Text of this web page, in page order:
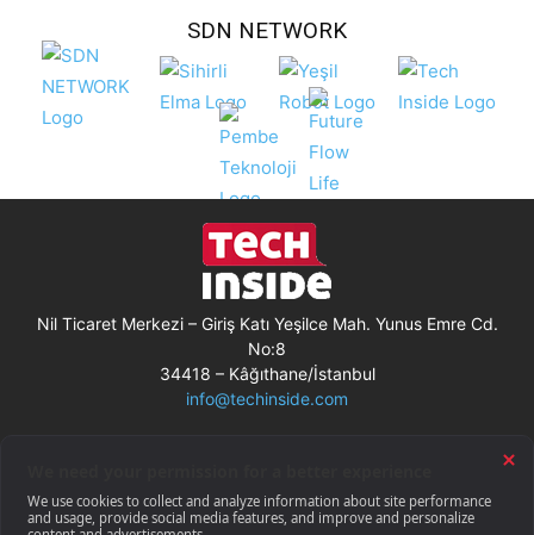
SDN NETWORK
Nil Ticaret Merkezi – Giriş Katı Yeşilce Mah. Yunus Emre Cd.
No:8
34418 – Kâğıthane/İstanbul
info@techinside.com
Gizlilik Bildirimi
RSS